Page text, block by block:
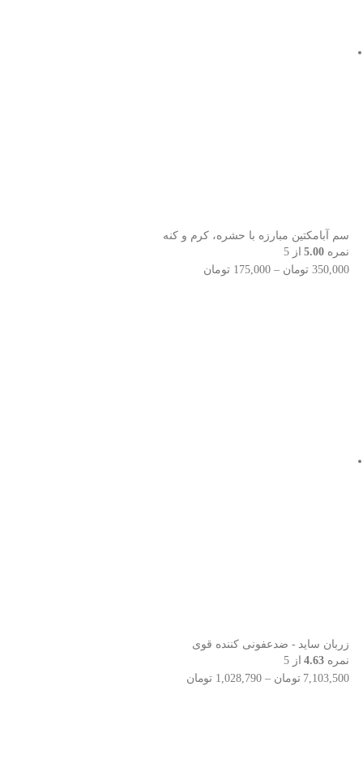
سم آبامکتین مبارزه با حشره، کرم و کنه
نمره 5.00از 5
350,000 تومان –
175,000 تومان
زربان ساید - ضدعفونی کننده قوی
نمره 4.63از 5
7,103,500 تومان –
1,028,790 تومان